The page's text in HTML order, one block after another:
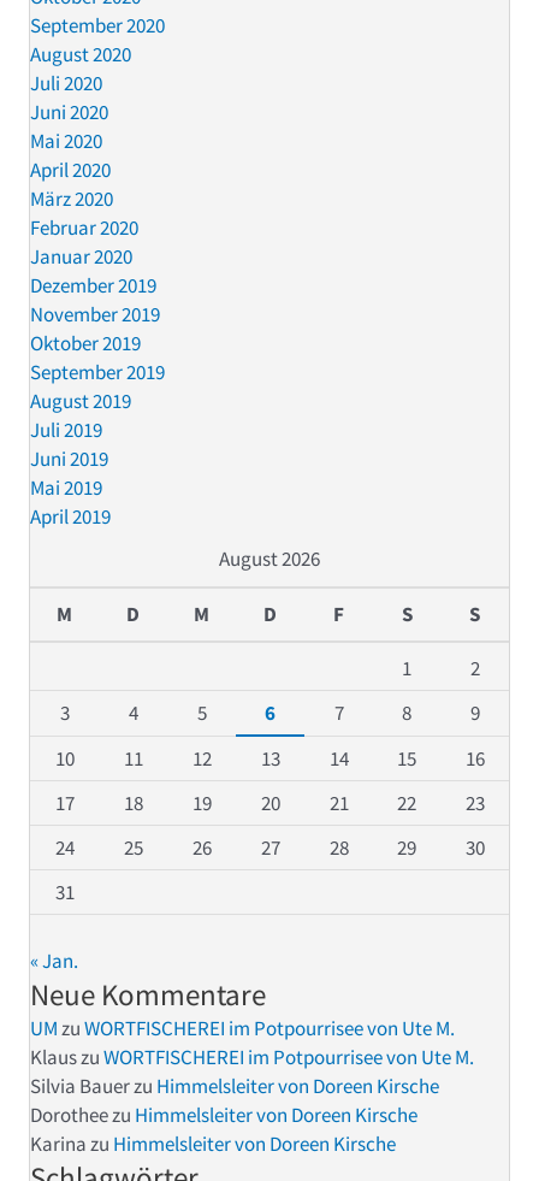
September 2020
August 2020
Juli 2020
Juni 2020
Mai 2020
April 2020
März 2020
Februar 2020
Januar 2020
Dezember 2019
November 2019
Oktober 2019
September 2019
August 2019
Juli 2019
Juni 2019
Mai 2019
April 2019
August 2026
M D M D F S S
1
2
3
4 5 6 7 8
9
10
11 12 13 14 15
16
17
18 19 20 21 22
23
24
25 26 27 28 29
30
31
« Jan.
Neue Kommentare
UMzuWORTFISCHEREI im Potpourrisee von Ute M.
KlauszuWORTFISCHEREI im Potpourrisee von Ute M.
Silvia Bauerzu Himmelsleiter von Doreen Kirsche
Dorotheezu Himmelsleiter von Doreen Kirsche
Karinazu Himmelsleiter von Doreen Kirsche